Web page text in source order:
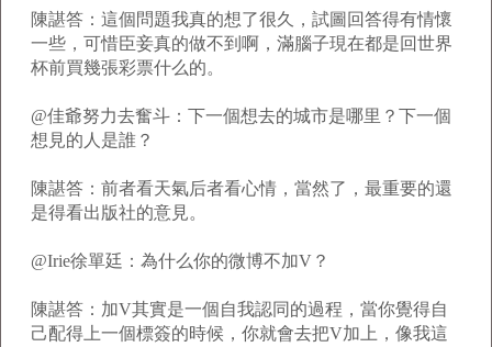
陳諶答：這個問題我真的想了很久，試圖回答得有情懷
一些，可惜臣妾真的做不到啊，滿腦子現在都是回世界
杯前買幾張彩票什么的。
@佳爺努力去奮斗：下一個想去的城市是哪里？下一個
想見的人是誰？
陳諶答：前者看天氣后者看心情，當然了，最重要的還
是得看出版社的意見。
@Irie徐單廷：為什么你的微博不加V？
陳諶答：加V其實是一個自我認同的過程，當你覺得自
己配得上一個標簽的時候，你就會去把V加上，像我這